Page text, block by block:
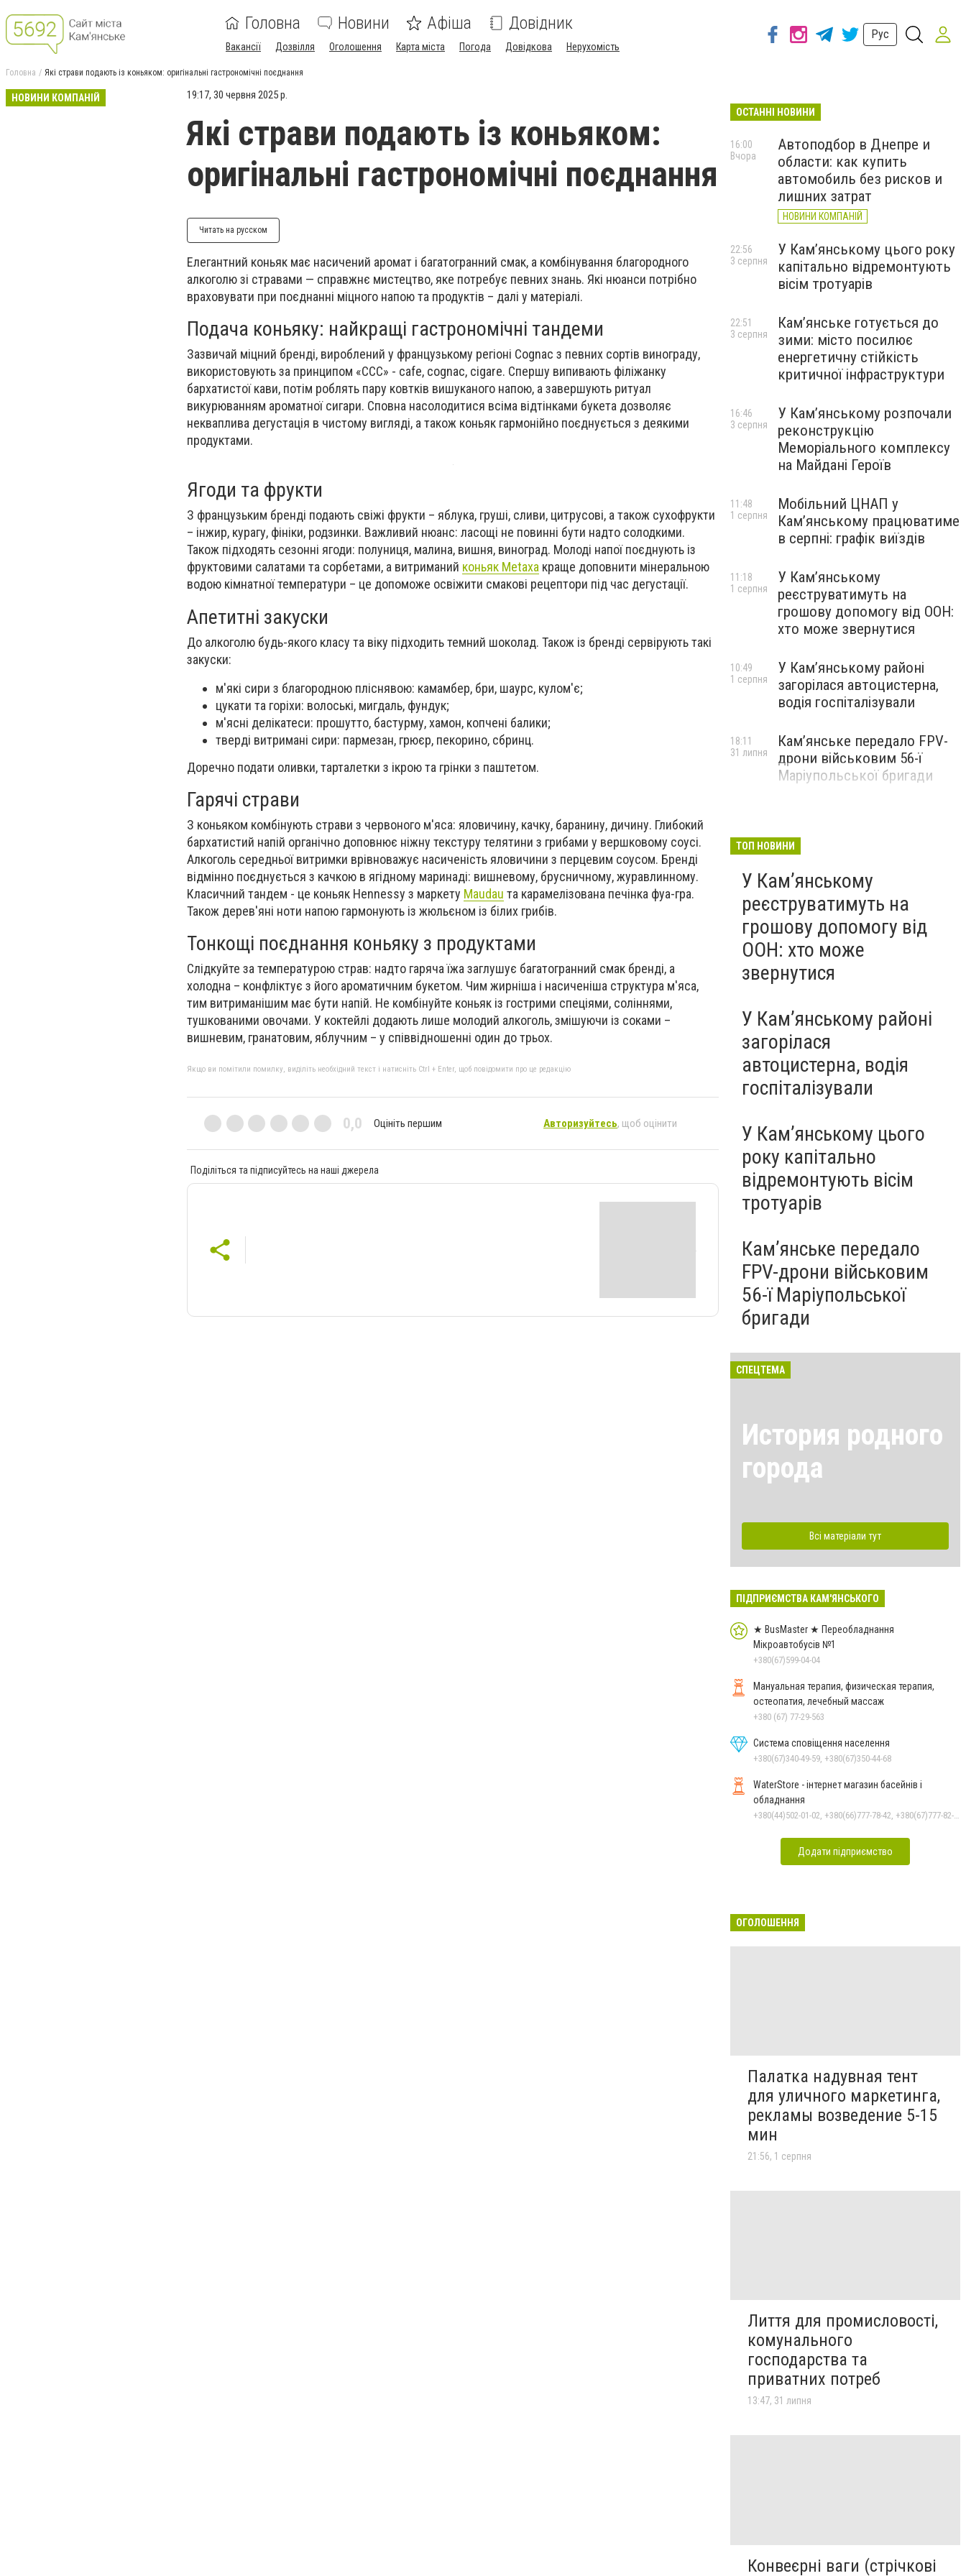
Головна Новини Афіша Довідник
Вакансії Дозвілля Оголошення Карта міста Погода Довідкова Нерухомість
Рус
Головна Які страви подають із коньяком: оригінальні гастрономічні поєднання
НОВИНИ КОМПАНІЙ 19:17, 30 червня 2025 р.
Які страви подають із коньяком:
оригінальні гастрономічні поєднання
Читать на русском
Елегантний коньяк має насичений аромат і багатогранний смак, а комбінування благородного
алкоголю зі стравами — справжнє мистецтво, яке потребує певних знань. Які нюанси потрібно
враховувати при поєднанні міцного напою та продуктів – далі у матеріалі.
Подача коньяку: найкращі гастрономічні тандеми
Зазвичай міцний бренді, вироблений у французькому регіоні Cognac з певних сортів винограду,
використовують за принципом «ССС» - cafe, cognac, cigare. Спершу випивають філіжанку
бархатистої кави, потім роблять пару ковтків вишуканого напою, а завершують ритуал
викурюванням ароматної сигари. Сповна насолодитися всіма відтінками букета дозволяє
некваплива дегустація в чистому вигляді, а також коньяк гармонійно поєднується з деякими
продуктами.
Ягоди та фрукти
З французьким бренді подають свіжі фрукти – яблука, груші, сливи, цитрусові, а також сухофрукти
– інжир, курагу, фініки, родзинки. Важливий нюанс: ласощі не повинні бути надто солодкими.
Також підходять сезонні ягоди: полуниця, малина, вишня, виноград. Молоді напої поєднують із
фруктовими салатами та сорбетами, а витриманий коньяк Metaxa краще доповнити мінеральною
водою кімнатної температури – це допоможе освіжити смакові рецептори під час дегустації.
Апетитні закуски
До алкоголю будь-якого класу та віку підходить темний шоколад. Також із бренді сервірують такі
закуски:
м'які сири з благородною пліснявою: камамбер, бри, шаурс, кулом'є;
цукати та горіхи: волоські, мигдаль, фундук;
м'ясні делікатеси: прошутто, бастурму, хамон, копчені балики;
тверді витримані сири: пармезан, грюєр, пекорино, сбринц.
Доречно подати оливки, тарталетки з ікрою та грінки з паштетом.
Гарячі страви
З коньяком комбінують страви з червоного м'яса: яловичину, качку, баранину, дичину. Глибокий
бархатистий напій органічно доповнює ніжну текстуру телятини з грибами у вершковому соусі.
Алкоголь середньої витримки врівноважує насиченість яловичини з перцевим соусом. Бренді
відмінно поєднується з качкою в ягідному маринаді: вишневому, брусничному, журавлинному.
Класичний тандем - це коньяк Hennessy з маркету Maudau та карамелізована печінка фуа-гра.
Також дерев'яні ноти напою гармонують із жюльєном із білих грибів.
Тонкощі поєднання коньяку з продуктами
Слідкуйте за температурою страв: надто гаряча їжа заглушує багатогранний смак бренді, а
холодна – конфліктує з його ароматичним букетом. Чим жирніша і насиченіша структура м'яса,
тим витриманішим має бути напій. Не комбінуйте коньяк із гострими спеціями, соліннями,
тушкованими овочами. У коктейлі додають лише молодий алкоголь, змішуючи із соками –
вишневим, гранатовим, яблучним – у співвідношенні один до трьох.
Якщо ви помітили помилку, виділіть необхідний текст і натисніть Ctrl + Enter, щоб повідомити про це редакцію
0,0 Оцініть першим Авторизуйтесь, щоб оцінити
Поділіться та підписуйтесь на наші джерела
ОСТАННІ НОВИНИ
Автоподбор в Днепре и
области: как купить
автомобиль без рисков и
лишних затрат
НОВИНИ КОМПАНІЙ
16:00
Вчора
У Кам’янському цього року
капітально відремонтують
вісім тротуарів
22:56
3 серпня
Кам’янське готується до
зими: місто посилює
енергетичну стійкість
критичної інфраструктури
22:51
3 серпня
У Кам’янському розпочали
реконструкцію
Меморіального комплексу
на Майдані Героїв
16:46
3 серпня
Мобільний ЦНАП у
Кам’янському працюватиме
в серпні: графік виїздів
11:48
1 серпня
У Кам’янському
реєструватимуть на
грошову допомогу від ООН:
хто може звернутися
11:18
1 серпня
У Кам’янському районі
загорілася автоцистерна,
водія госпіталізували
10:49
1 серпня
Кам’янське передало FPV-
дрони військовим 56-ї
Маріупольської бригади
18:11
31 липня
ТОП НОВИНИ
У Кам’янському
реєструватимуть на
грошову допомогу від
ООН: хто може
звернутися
У Кам’янському районі
загорілася
автоцистерна, водія
госпіталізували
У Кам’янському цього
року капітально
відремонтують вісім
тротуарів
Кам’янське передало
FPV-дрони військовим
56-ї Маріупольської
бригади
СПЕЦТЕМА
История родного
города
Всі матеріали тут
ПІДПРИЄМСТВА КАМ'ЯНСЬКОГО
★ BusMaster ★ Переобладнання
Мікроавтобусів №1
+380(67)599-04-04
Мануальная терапия, физическая терапия,
остеопатия, лечебный массаж
+380 (67) 77-29-563
Система сповіщення населення
+380(67)340-49-59, +380(67)350-44-68
WaterStore - інтернет магазин басейнів і
обладнання
Додати підприємство
ОГОЛОШЕННЯ
Палатка надувная тент
для уличного маркетинга,
рекламы возведение 5-15
мин
21:56, 1 серпня
Лиття для промисловості,
комунального
господарства та
приватних потреб
13:47, 31 липня
Конвеєрні ваги (стрічкові